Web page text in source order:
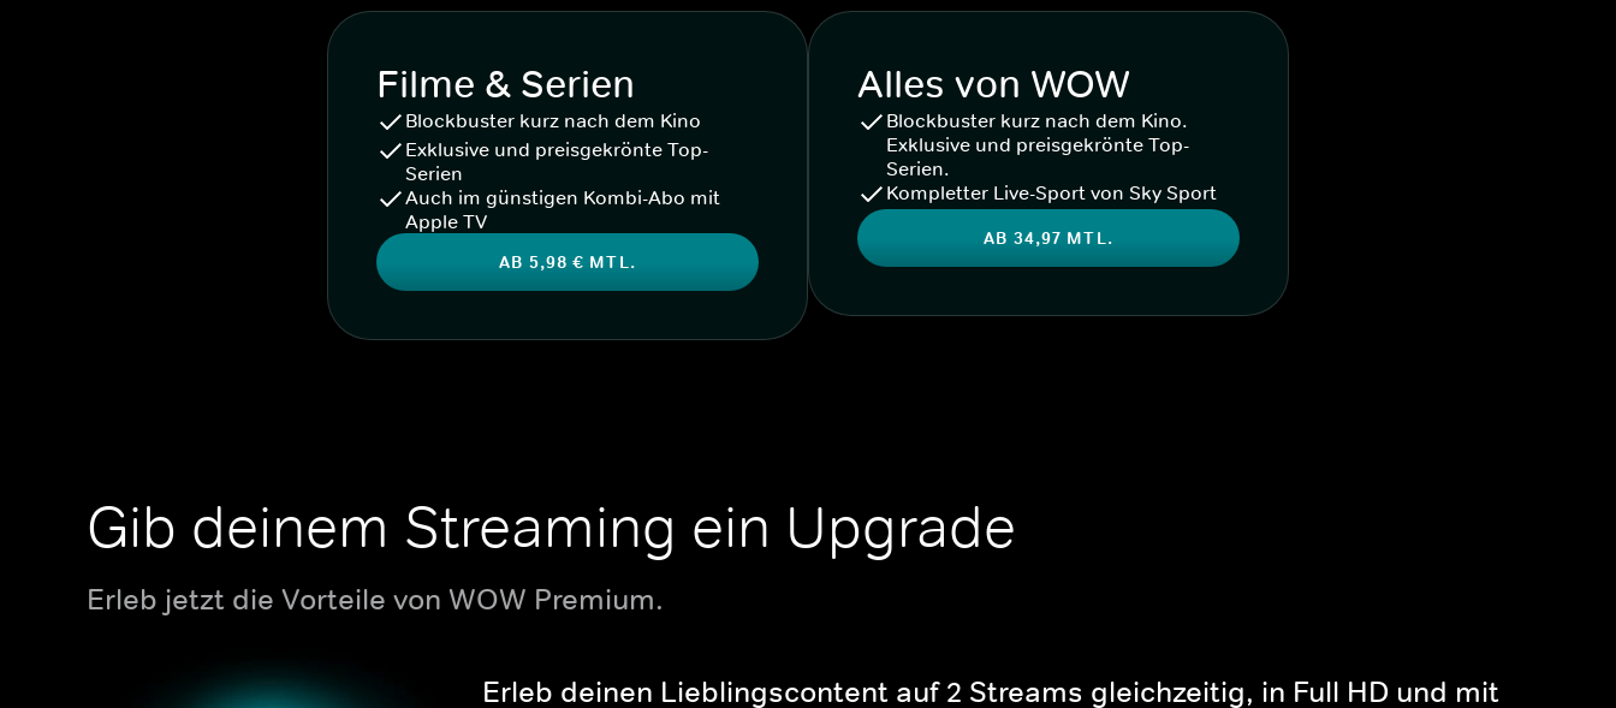
Filme & Serien
Blockbuster kurz nach dem Kino
Exklusive und preisgekrönte Top-
Serien
Auch im günstigen Kombi-Abo mit
Apple TV
AB 5,98 € MTL.
Alles von WOW
Blockbuster kurz nach dem Kino.
Exklusive und preisgekrönte Top-
Serien.
Kompletter Live-Sport von Sky Sport
AB 34,97 MTL.
Gib deinem Streaming ein Upgrade
Erleb jetzt die Vorteile von WOW Premium.
Erleb deinen Lieblingscontent auf 2 Streams gleichzeitig, in Full HD und mit